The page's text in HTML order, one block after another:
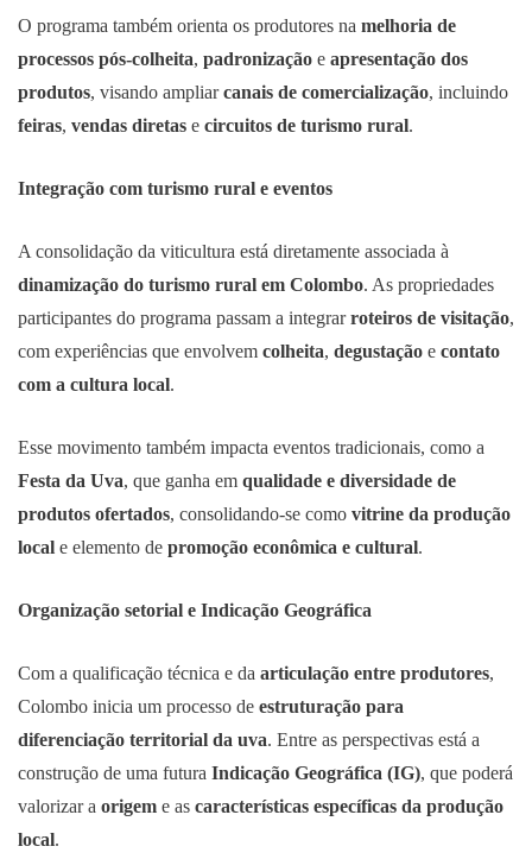
O programa também orienta os produtores na melhoria de
processos pós-colheita, padronização e apresentação dos
produtos, visando ampliarcanais de comercialização, incluindo
feiras, vendas diretas e circuitos de turismo rural.
Integração com turismo rural e eventos
A consolidação da viticultura está diretamente associada à
dinamização do turismo rural em Colombo. As propriedades
participantes do programa passam a integrarroteiros de visitação,
com experiências que envolvem colheita, degustação e contato
com a cultura local.
Esse movimento também impacta eventos tradicionais, como a
Festa da Uva, que ganha em qualidade e diversidade de
produtos ofertados, consolidando-se como vitrine da produção
local e elemento de promoção econômica e cultural.
Organização setorial e Indicação Geográfica
Com a qualificação técnica e da articulação entre produtores,
Colombo inicia um processo de estruturação para
diferenciação territorial da uva. Entre as perspectivas está a
construção de uma futura Indicação Geográfica (IG), que poderá
valorizar a origem e as características específicas da produção
local.